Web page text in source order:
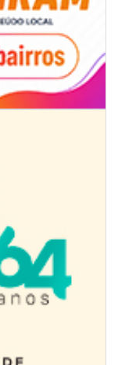
e regatas